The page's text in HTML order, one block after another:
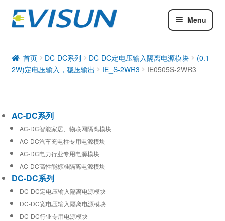
Menu
DC-DC系列
工业通信模块
首页 DC-DC系列 DC-DC定电压输入隔离电源模块
(0.1-
2W)定电压输入，稳压输出
IE_S-2WR3 IE0505S-2WR3
AC-DC系列
AC-DC智能家居、物联网隔离模块
AC-DC汽车充电柱专用电源模块
AC-DC电力行业专用电源模块
AC-DC高性能标准隔离电源模块
DC-DC系列
DC-DC定电压输入隔离电源模块
DC-DC宽电压输入隔离电源模块
DC-DC行业专用电源模块